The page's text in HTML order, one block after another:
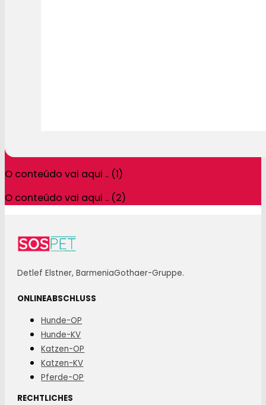
O conteúdo vai aqui .. (1)
O conteúdo vai aqui .. (2)
Detlef Elstner, BarmeniaGothaer-Gruppe.
ONLINEABSCHLUSS
Hunde-OP
Hunde-KV
Katzen-OP
Katzen-KV
Pferde-OP
RECHTLICHES